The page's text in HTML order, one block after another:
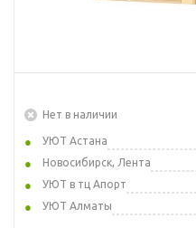
Нет в наличии
УЮТ Астана
Новосибирск, Лента
УЮТ в тц Апорт
УЮТ Алматы